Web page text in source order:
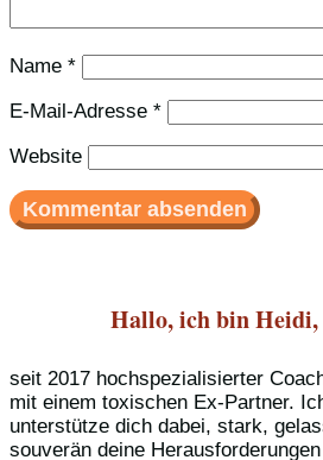
Name *
E-Mail-Adresse *
Website
Hallo, ich bin Heidi,
seit 2017 hochspezialisierter
mit einem toxischen Ex-Partner.
unterstütze dich dabei, stark,
souverän deine